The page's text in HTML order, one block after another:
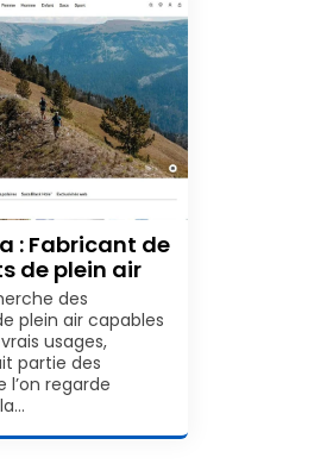
: Fabricant de
de plein air
des
plein air capables
usages,
partie des
l’on regarde